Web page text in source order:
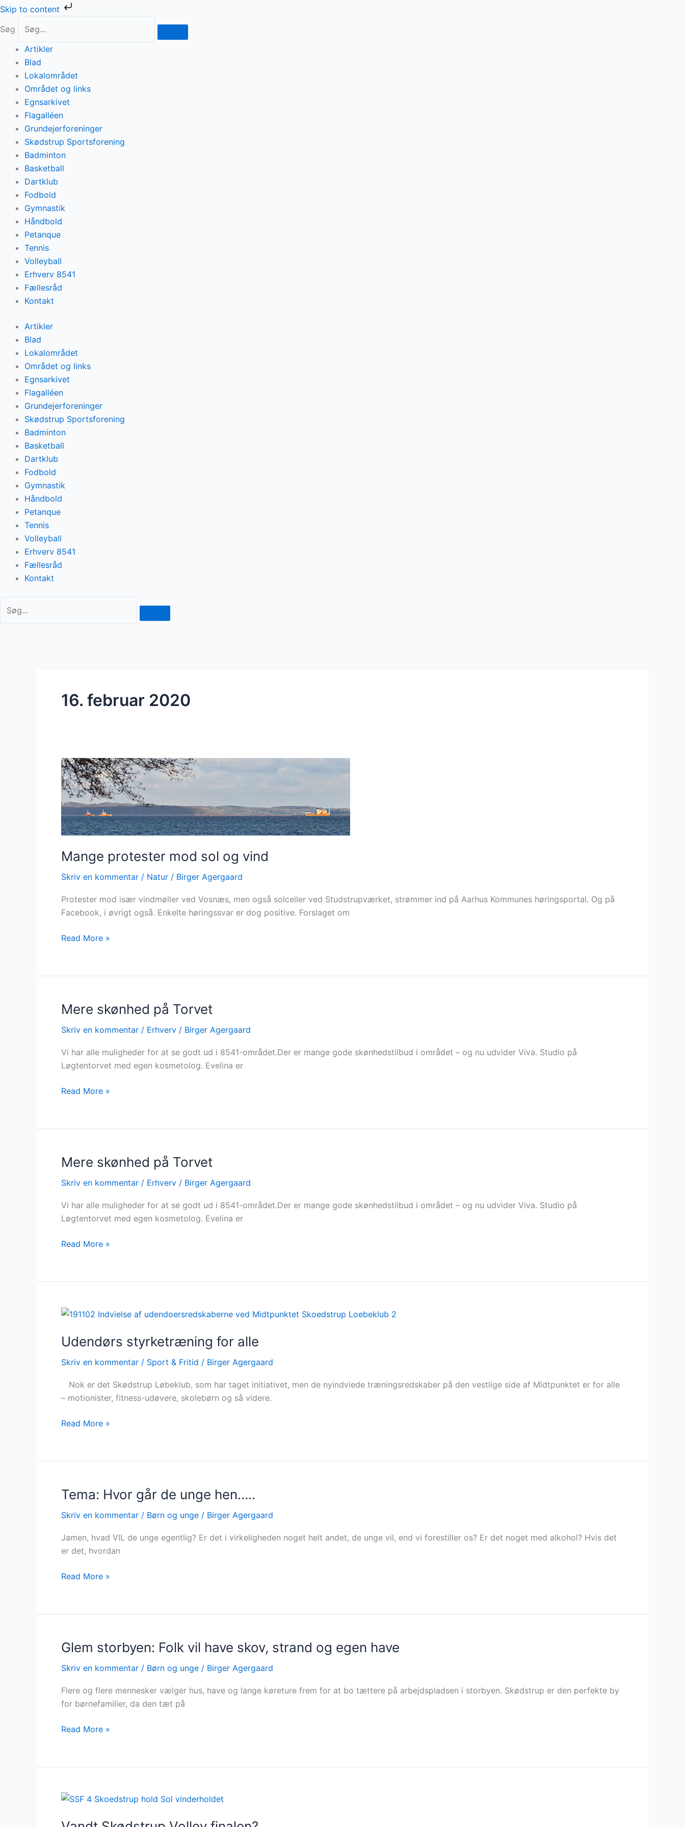
Skip to content
Gå
indholdet
Søg
Artikler
Blad
Lokalområdet
Området og links
Egnsarkivet
Flagalléen
Grundejerforeninger
Skødstrup Sportsforening
Badminton
Basketball
Dartklub
Fodbold
Gymnastik
Håndbold
Petanque
Tennis
Volleyball
Erhverv 8541
Fællesråd
Kontakt
Artikler
Blad
Lokalområdet
Området og links
Egnsarkivet
Flagalléen
Grundejerforeninger
Skødstrup Sportsforening
Badminton
Basketball
Dartklub
Fodbold
Gymnastik
Håndbold
Petanque
Tennis
Volleyball
Erhverv 8541
Fællesråd
Kontakt
16. februar 2020
Mange protester mod sol og vind
Skriv en kommentar / Natur / Birger Agergaard
Protester mod især vindmøller ved Vosnæs, men også solceller ved Studstrupværket, strømmer ind på Aarhus Kommunes høringsportal. Og på
Facebook, i øvrigt også. Enkelte høringssvar er dog positive. Forslaget om
Mange
protester
mod
sol
og
vind
Read More »
Mere skønhed på Torvet
Skriv en kommentar / Erhverv / Birger Agergaard
Vi har alle muligheder for at se godt ud i 8541-området.Der er mange gode skønhedstilbud i området – og nu udvider Viva. Studio på
Løgtentorvet med egen kosmetolog. Evelina er
Mere
på
Read More »
Mere skønhed på Torvet
Skriv en kommentar / Erhverv / Birger Agergaard
Vi har alle muligheder for at se godt ud i 8541-området.Der er mange gode skønhedstilbud i området – og nu udvider Viva. Studio på
Løgtentorvet med egen kosmetolog. Evelina er
Mere
på
Read More »
Udendørs styrketræning for alle
Skriv en kommentar / Sport & Fritid / Birger Agergaard
Nok er det Skødstrup Løbeklub, som har taget initiativet, men de nyindviede træningsredskaber på den vestlige side af Midtpunktet er for alle
– motionister, fitness-udøvere, skolebørn og så videre.
Udendørs
for
Read More »
Tema: Hvor går de unge hen…..
Skriv en kommentar / Børn og unge / Birger Agergaard
Jamen, hvad VIL de unge egentlig? Er det i virkeligheden noget helt andet, de unge vil, end vi forestiller os? Er det noget med alkohol? Hvis det
er det, hvordan
Tema:
går
hen…..
Read More »
Glem storbyen: Folk vil have skov, strand og egen have
Skriv en kommentar / Børn og unge / Birger Agergaard
Flere og flere mennesker vælger hus, have og lange køreture frem for at bo tættere på arbejdspladsen i storbyen. Skødstrup er den perfekte by
for børnefamilier, da den tæt på
Glem
Folk
strand
Read More »
Vandt
Volley